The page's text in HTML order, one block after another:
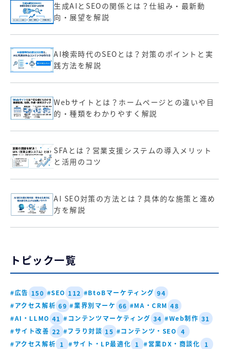
生成AIとSEOの関係とは？仕組み・最新動
向・展望を解説
AI検索時代のSEOとは？対策のポイントと実
践方法を解説
Webサイトとは？ホームページとの違いや目
的・種類をわかりやすく解説
SFAとは？営業支援システムの導入メリット
と活用のコツ
AI SEO対策の方法とは？具体的な施策と進め
方を解説
トピック一覧
#広告 150 #SEO 112 #BtoBマーケティング 94
#アクセス解析 69 #業界別マーケ 66 #MA・CRM 48
#AI・LLMO 41 #コンテンツマーケティング 34 #Web制作 31
#サイト改善 22 #フラり対談 15 #コンテンツ・SEO 4
#アクセス解析 1 #サイト・LP最適化 1 #営業DX・商談化 1